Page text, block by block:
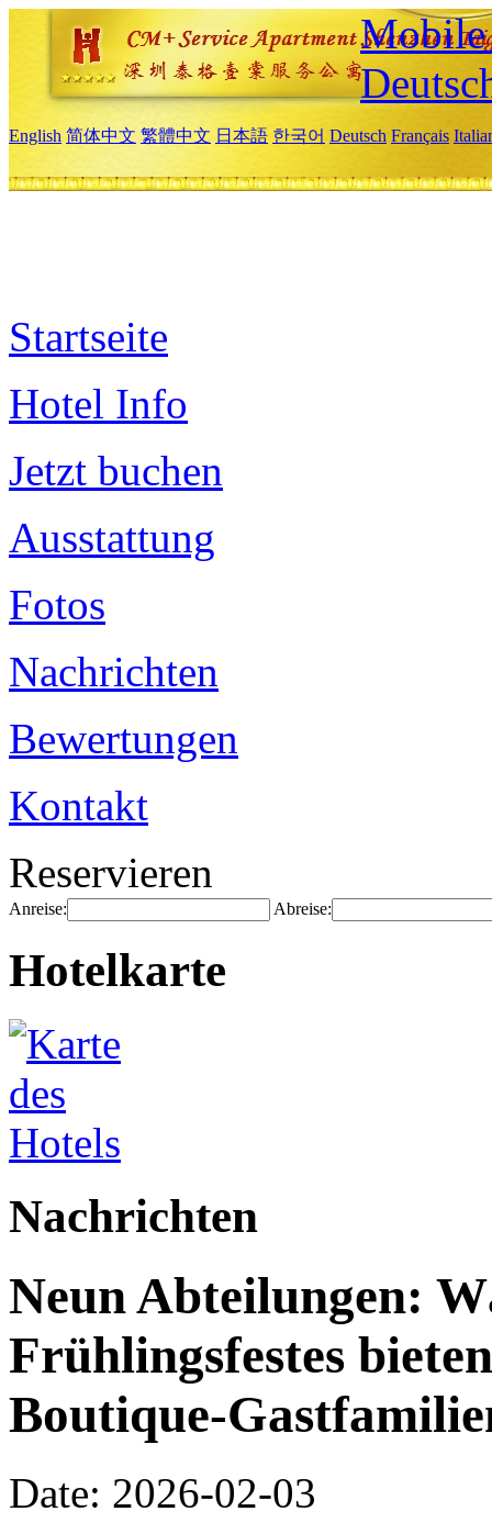
Mobile
English 简体中文 繁體中文 日本語 한국어 Deutsch Français
Startseite
Hotel Info
Jetzt buchen
Ausstattung
Fotos
Nachrichten
Bewertungen
Kontakt
Reservieren
Anreise: Abreise:
Hotelkarte
Nachrichten
Neun Abteilungen:
Frühlingsfestes
Boutique-
Date: 2026-02-03